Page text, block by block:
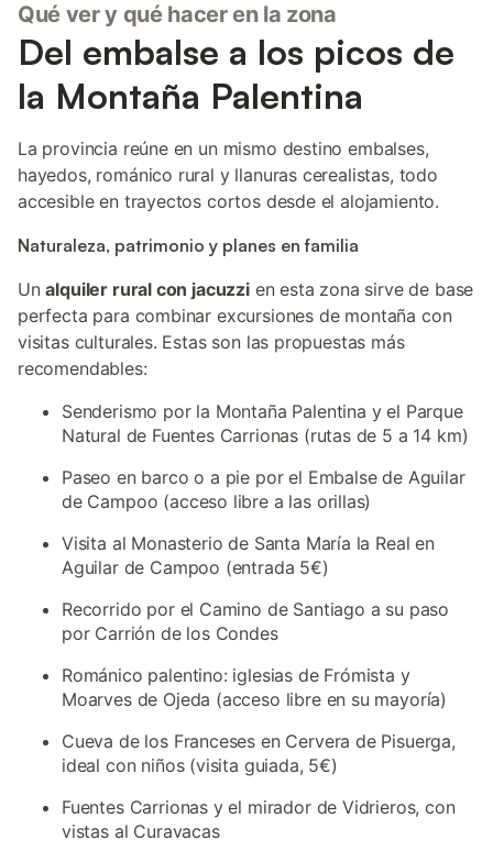
Qué ver y qué hacer en la zona
Del embalse a los picos de
la Montaña Palentina
La provincia reúne en un mismo destino embalses,
hayedos, románico rural y llanuras cerealistas, todo
accesible en trayectos cortos desde el alojamiento.
Naturaleza, patrimonio y planes en familia
Unalquiler rural con jacuzzien esta zona sirve de base
perfecta para combinar excursiones de montaña con
visitas culturales. Estas son las propuestas más
recomendables:
Senderismo por la Montaña Palentina y el Parque
Natural de Fuentes Carrionas (rutas de 5 a 14 km)
Paseo en barco o a pie por el Embalse de Aguilar
de Campoo (acceso libre a las orillas)
Visita al Monasterio de Santa María la Real en
Aguilar de Campoo (entrada 5€)
Recorrido por el Camino de Santiago a su paso
por Carrión de los Condes
Románico palentino: iglesias de Frómista y
Moarves de Ojeda (acceso libre en su mayoría)
Cueva de los Franceses en Cervera de Pisuerga,
ideal con niños (visita guiada, 5€)
Fuentes Carrionas y el mirador de Vidrieros, con
vistas al Curavacas